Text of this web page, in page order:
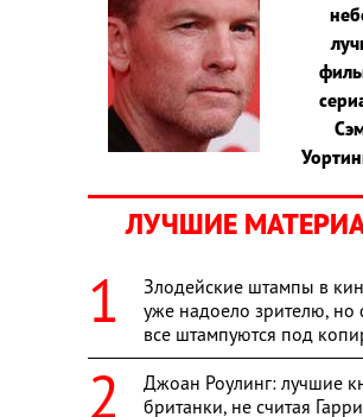
ЛУЧШИЕ
Злодейские штампы в
уже надоело зрителю,
все штампуются под
Джоан Роулинг: лучшие
британки, не считая